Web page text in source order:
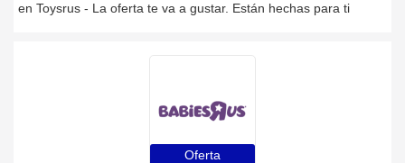
en Toysrus - La oferta te va a gustar. Están hechas para ti
Oferta